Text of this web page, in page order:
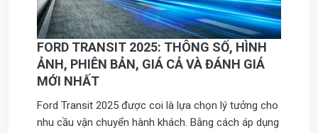
FORD TRANSIT 2025: THÔNG SỐ, HÌNH
ẢNH, PHIÊN BẢN, GIÁ CẢ VÀ ĐÁNH GIÁ
MỚI NHẤT
Ford Transit 2025 được coi là lựa chọn lý tưởng cho
nhu cầu vận chuyển hành khách. Bằng cách áp dụng